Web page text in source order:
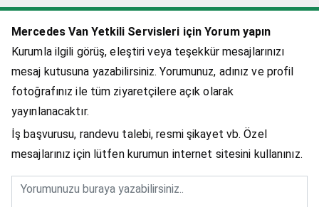
Mercedes Van Yetkili Servisleri için Yorum yapın
Kurumla ilgili görüş, eleştiri veya teşekkür mesajlarınızı
mesaj kutusuna yazabilirsiniz. Yorumunuz, adınız ve profil
fotoğrafınız ile tüm ziyaretçilere açık olarak
yayınlanacaktır.
İş başvurusu, randevu talebi, resmi şikayet vb. Özel
mesajlarınız için lütfen kurumun internet sitesini kullanınız.